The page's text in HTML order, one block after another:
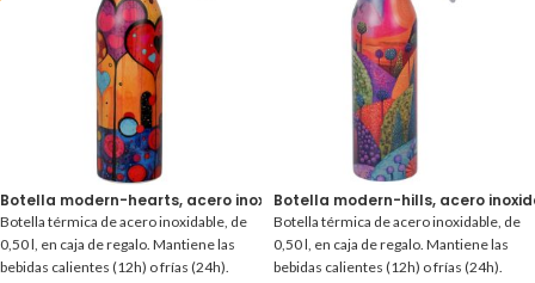
Botella modern-hearts, acero inoxidable 0,50 l.
Botella térmica de acero inoxidable, de
0,50 l, en caja de regalo. Mantiene las
bebidas calientes (12h) o frías (24h).
Botella modern-hills, acero
Botella térmica de acero inoxidable, de
0,50 l, en caja de regalo. Mantiene las
bebidas calientes (12h) o frías (24h).